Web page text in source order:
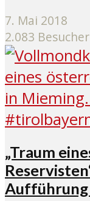
7. Mai 2018
2.083 Besucher
„Traum
Aufführung